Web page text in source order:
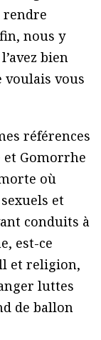
rendre
nous y
bien
voulais vous
références
Gomorrhe
où
et
conduits à
est-ce
et religion,
luttes
de ballon